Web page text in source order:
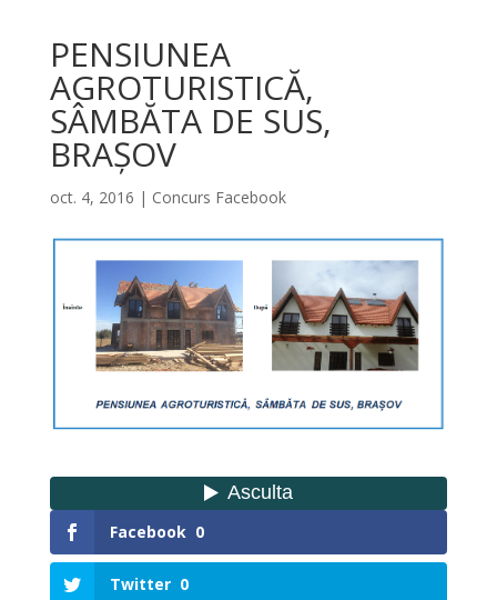
PENSIUNEA
AGROTURISTICĂ,
SÂMBĂTA DE SUS,
BRAȘOV
oct. 4, 2016 | Concurs Facebook
Facebook 0
Twitter 0